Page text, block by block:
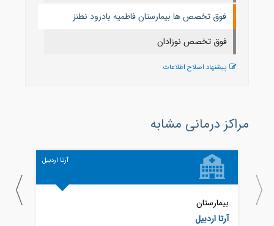
فوق تخصص ها بیمارستان فاطمیه بادرود نطنز
فوق تخصص نوزادان
پیشنهاد اصلاح اطلاعات
مراکز درمانی مشابه
آرتا اردبیل
بیمارستان
آرتا اردبیل